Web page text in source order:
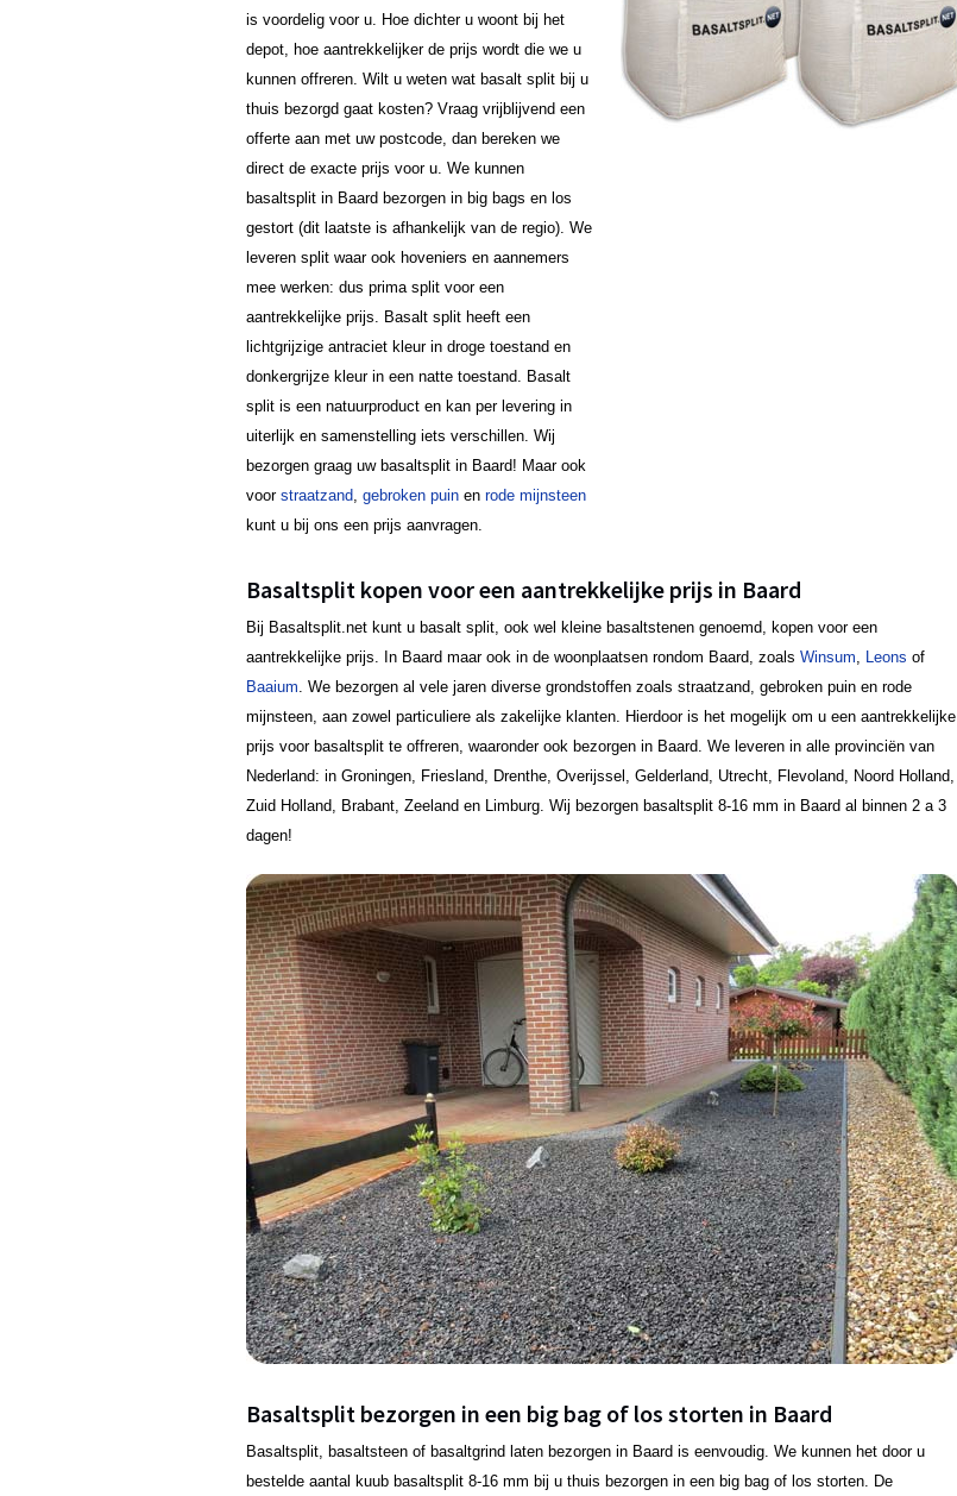
is voordelig voor u. Hoe dichter u woont bij het
depot, hoe aantrekkelijker de prijs wordt die we u
kunnen offreren. Wilt u weten wat basalt split bij u
thuis bezorgd gaat kosten? Vraag vrijblijvend een
offerte aan met uw postcode, dan bereken we
direct de exacte prijs voor u. We kunnen
basaltsplit in Baard bezorgen in big bags en los
gestort (dit laatste is afhankelijk van de regio). We
leveren split waar ook hoveniers en aannemers
mee werken: dus prima split voor een
aantrekkelijke prijs. Basalt split heeft een
lichtgrijzige antraciet kleur in droge toestand en
donkergrijze kleur in een natte toestand. Basalt
split is een natuurproduct en kan per levering in
uiterlijk en samenstelling iets verschillen. Wij
bezorgen graag uw basaltsplit in Baard! Maar ook
voor straatzand, gebroken puin en rode mijnsteen
kunt u bij ons een prijs aanvragen.
Basaltsplit kopen voor een aantrekkelijke prijs in Baard
Bij Basaltsplit.net kunt u basalt split, ook wel kleine basaltstenen genoemd, kopen voor een
aantrekkelijke prijs. In Baard maar ook in de woonplaatsen rondom Baard, zoals Winsum, Leons of
Baaium. We bezorgen al vele jaren diverse grondstoffen zoals straatzand, gebroken puin en rode
mijnsteen, aan zowel particuliere als zakelijke klanten. Hierdoor is het mogelijk om u een aantrekkelijke
prijs voor basaltsplit te offreren, waaronder ook bezorgen in Baard. We leveren in alle provinciën van
Nederland: in Groningen, Friesland, Drenthe, Overijssel, Gelderland, Utrecht, Flevoland, Noord Holland,
Zuid Holland, Brabant, Zeeland en Limburg. Wij bezorgen basaltsplit 8-16 mm in Baard al binnen 2 a 3
dagen!
Basaltsplit bezorgen in een big bag of los storten in Baard
Basaltsplit, basaltsteen of basaltgrind laten bezorgen in Baard is eenvoudig. We kunnen het door u
bestelde aantal kuub basaltsplit 8-16 mm bij u thuis bezorgen in een big bag of los storten. De